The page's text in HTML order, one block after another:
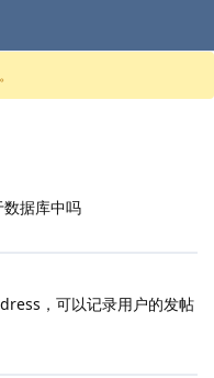
据库中吗
，可以记录用户的发帖